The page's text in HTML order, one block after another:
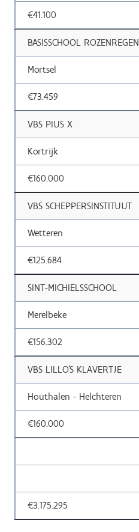
€41.100
BASISSCHOOL ROZENREGEN
Mortsel
€73.459
VBS PIUS X
Kortrijk
€160.000
VBS SCHEPPERSINSTITUUT
Wetteren
€125.684
SINT-MICHIELSSCHOOL
Merelbeke
€156.302
VBS LILLO'S KLAVERTJE
Houthalen - Helchteren
€160.000
€3.175.295